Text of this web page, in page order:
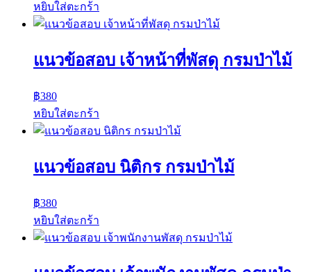
หยิบใส่ตะกร้า
แนวข้อสอบ เจ้าหน้าที่พัสดุ กรมป่าไม้
฿380
หยิบใส่ตะกร้า
แนวข้อสอบ นิติกร กรมป่าไม้
฿380
หยิบใส่ตะกร้า